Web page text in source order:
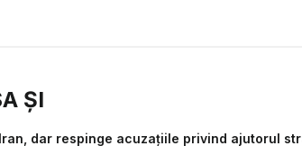
ȘI
dar respinge acuzațiile privind ajutorul